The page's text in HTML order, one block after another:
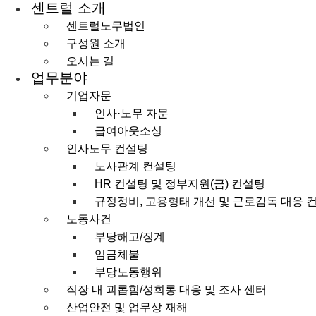
콘텐츠로
건너뛰기
센트럴 소개
센트럴노무법인
구성원 소개
오시는 길
업무분야
기업자문
인사·노무 자문
급여아웃소싱
인사노무 컨설팅
노사관계 컨설팅
HR 컨설팅 및 정부지원(금) 컨설팅
규정정비, 고용형태 개선 및 근로감독 대응
노동사건
부당해고/징계
임금체불
부당노동행위
직장 내 괴롭힘/성희롱 대응 및 조사 센터
산업안전 및 업무상 재해